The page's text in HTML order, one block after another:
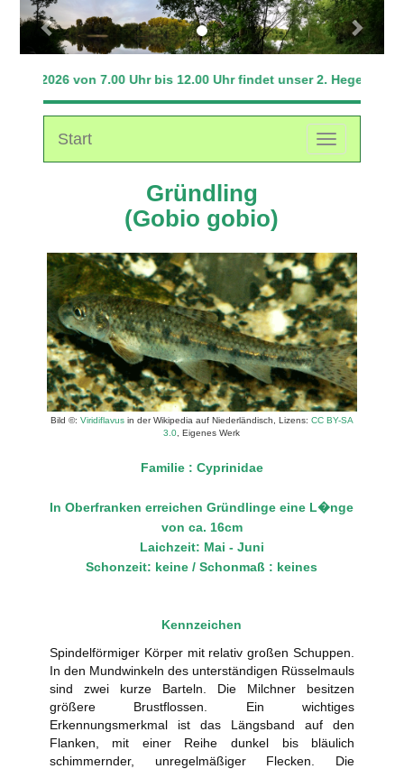
Previous Next
von 7.00 Uhr bis 12.00 Uhr findet unser 2.
Toggle
navigation
Start
Gründling
(Gobio gobio)
Bild ©: Viridiflavusin der Wikipedia auf Niederländisch, Lizens: CC BY-SA
3.0 , Eigenes Werk
Familie : Cyprinidae
In Oberfranken erreichen Gründlinge eine L�nge
von ca. 16cm
Laichzeit: Mai - Juni
Schonzeit: keine / Schonmaß : keines
Kennzeichen
Spindelförmiger Körper mit relativ großen Schuppen.
In den Mundwinkeln des unterständigen Rüsselmauls
sind zwei kurze Barteln. Die Milchner besitzen
größere Brustflossen. Ein wichtiges
Erkennungsmerkmal ist das Längsband auf den
Flanken, mit einer Reihe dunkel bis bläulich
schimmernder, unregelmäßiger Flecken. Die